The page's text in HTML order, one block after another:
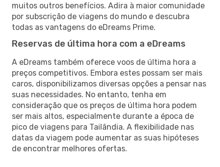
muitos outros benefícios. Adira à maior comunidade
por subscrição de viagens do mundo e descubra
todas as vantagens do eDreams Prime.
Reservas de última hora com a eDreams
A eDreams também oferece voos de última hora a
preços competitivos. Embora estes possam ser mais
caros, disponibilizamos diversas opções a pensar nas
suas necessidades. No entanto, tenha em
consideração que os preços de última hora podem
ser mais altos, especialmente durante a época de
pico de viagens para Tailândia. A flexibilidade nas
datas da viagem pode aumentar as suas hipóteses
de encontrar melhores ofertas.